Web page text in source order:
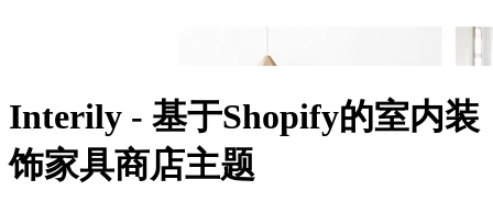
Interily - 基于Shopify的室内装
饰家具商店主题